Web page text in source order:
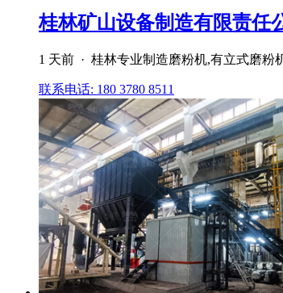
桂林矿山设备制造有限责任
1 天前 · 桂林专业制造磨粉机,有立式磨粉
联系电话: 180 3780 8511